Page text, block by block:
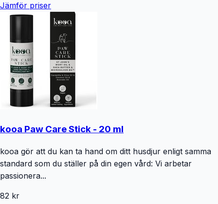
Jämför priser
kooa Paw Care Stick - 20 ml
kooa gör att du kan ta hand om ditt husdjur enligt samma
standard som du ställer på din egen vård: Vi arbetar
passionera...
82 kr